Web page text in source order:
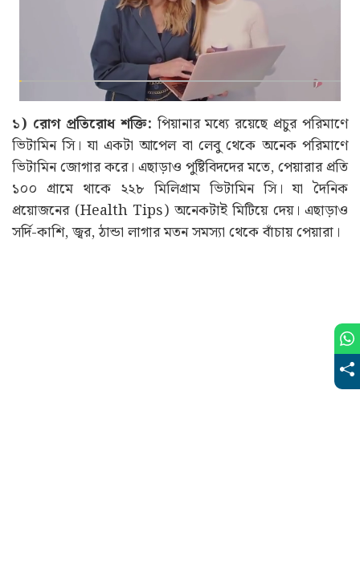
১) রোগ প্রতিরোধ শক্তি: পিয়ানার মধ্যে রয়েছে প্রচুর পরিমাণে
ভিটামিন সি। যা একটা আপেল বা লেবু থেকে অনেক পরিমাণে
ভিটামিন জোগার করে‌। এছাড়াও পুষ্টিবিদদের মতে, পেয়ারার প্রতি
১০০ গ্ৰামে থাকে ২২৮ মিলিগ্ৰাম ভিটামিন সি। যা দৈনিক
প্রয়োজনের (Health Tips) অনেকটাই মিটিয়ে দেয়। এছাড়াও
সর্দি-কাশি, জ্বর, ঠান্ডা লাগার মতন সমস্যা থেকে বাঁচায় পেয়ারা।